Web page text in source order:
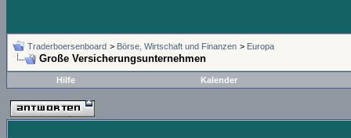
Traderboersenboard > Börse, Wirtschaft und Finanzen > Europa
Große Versicherungsunternehmen
Hilfe Kalender